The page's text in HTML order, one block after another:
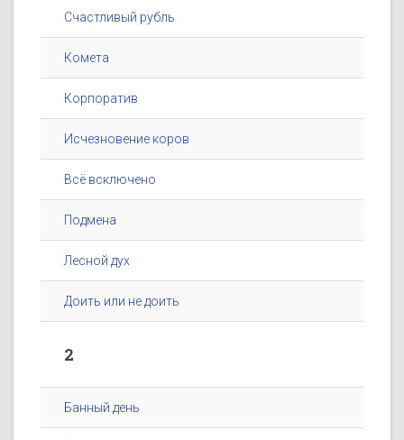
Счастливый рубль
Комета
Корпоратив
Исчезновение коров
Всё всключено
Подмена
Лесной дух
Доить или не доить
2
Банный день